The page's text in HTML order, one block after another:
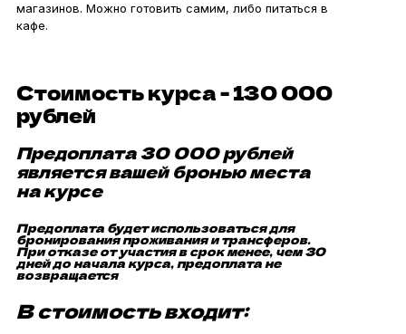
магазинов. Можно готовить самим, либо питаться в
кафе.
Стоимость курса - 130 000
рублей
Предоплата 30 000 рублей
является вашей бронью места
на курсе
Предоплата будет использоваться для
бронирования проживания и трансферов.
При отказе от участия в срок менее, чем 30
дней до начала курса, предоплата не
возвращается
В стоимость входит: